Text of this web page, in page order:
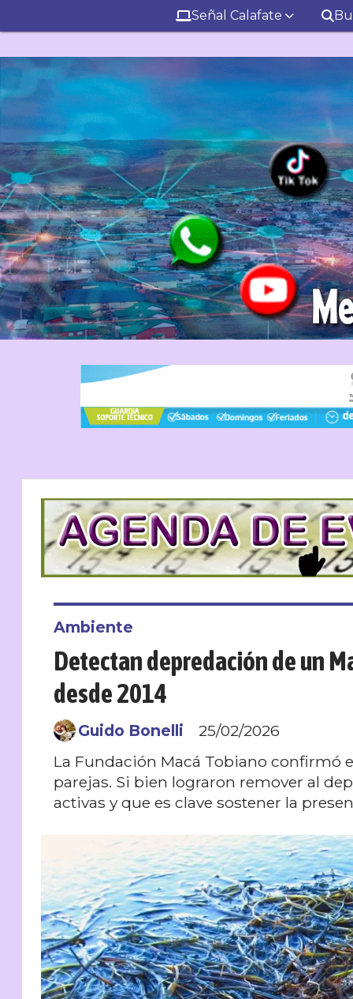
Señal Calafate
Detectan depredación de un
desde 2014
La Fundación Macá Tobiano confirmó
parejas. Si bien lograron remover al
activas y que es clave sostener la
Ambiente
25/02/2026
Guido Bonelli